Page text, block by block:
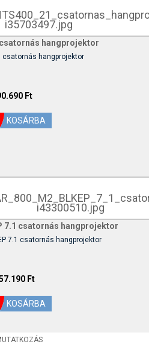
hangprojektor
csatornás hangprojektor
Ft
7.1 csatornás hangprojektor
7.1 csatornás hangprojektor
Ft